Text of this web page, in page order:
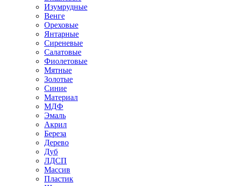
Изумрудные
Венге
Ореховые
Янтарные
Сиреневые
Салатовые
Фиолетовые
Мятные
Золотые
Синие
Материал
МДФ
Эмаль
Акрил
Береза
Дерево
Дуб
ЛДСП
Массив
Пластик